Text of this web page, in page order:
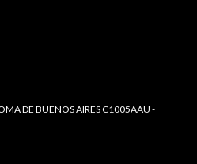
DE BUENOS AIRES C1005AAU -